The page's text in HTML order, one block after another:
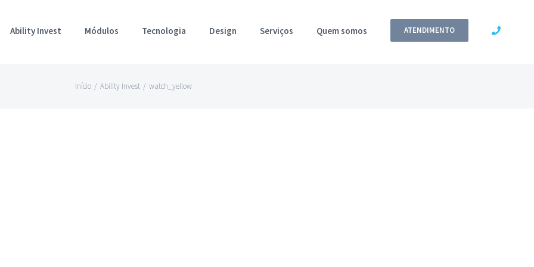
Ability Invest Módulos Tecnologia Design Serviços Quem somos ATENDIMENTO
Início / Ability Invest / watch_yellow